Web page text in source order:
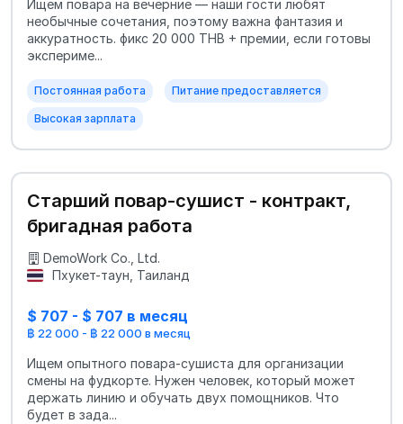
Ищем повара на вечерние — наши гости любят
необычные сочетания, поэтому важна фантазия и
аккуратность. фикс 20 000 THB + премии, если готовы
экспериме...
Постоянная работа Питание предоставляется
Высокая зарплата
Старший повар‑сушист - контракт,
бригадная работа
DemoWork Co., Ltd.
Пхукет-таун, Таиланд
$ 707 - $ 707 в месяц
฿ 22 000 - ฿ 22 000 в месяц
Ищем опытного повара‑сушиста для организации
смены на фудкорте. Нужен человек, который может
держать линию и обучать двух помощников. Что
будет в зада...